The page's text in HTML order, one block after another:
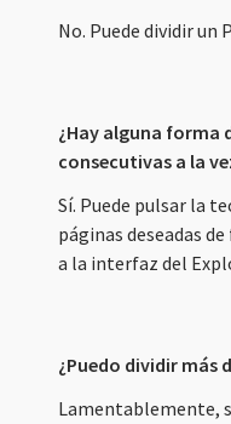
No. Puede dividir un
¿Hay alguna forma
consecutivas a la
Sí. Puede pulsar la
páginas deseadas
a la interfaz del
¿Puedo dividir más
Lamentablemente,